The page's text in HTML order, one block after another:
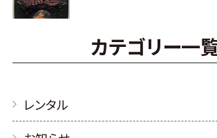
カテゴリー一
レンタル